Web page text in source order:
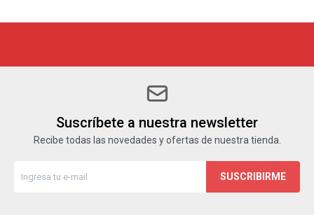
Suscríbete a nuestra newsletter
Recibe todas las novedades y ofertas de nuestra tienda.
SUSCRIBIRME